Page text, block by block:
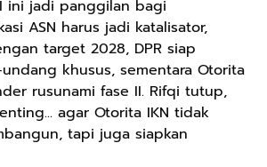
ini jadi panggilan bagi
ASN harus jadi katalisator,
target 2028, DPR siap
khusus, sementara Otorita
rusunami fase II. Rifqi tutup,
agar Otorita IKN tidak
tapi juga siapkan